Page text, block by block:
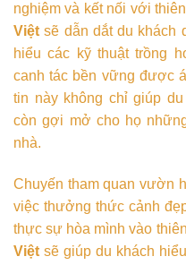
nghiệm và kết nối với
Việt sẽ dẫn dắt du khách
hiểu các kỹ thuật trồng
canh tác bền vững được
tin này không chỉ giúp
còn gợi mở cho họ
nhà.
Chuyến tham quan vườn
việc thưởng thức cảnh
thực sự hòa mình vào
Việt sẽ giúp du khách